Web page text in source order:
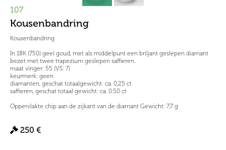
107
Kousenbandring
Kousenbandring
In 18K (750) geel goud, met als middelpunt een briljant geslepen diamant
bezet met twee trapezium geslepen saffieren.
maat vinger: 55 (VS: 7)
keurmerk: geen
diamanten, geschat totaalgewicht: ca. 0,25 ct
saffieren, geschat totaal gewicht: ca. 0.50 ct
Oppervlakte chip aan de zijkant van de diamant Gewicht: 7,7 g
250 €